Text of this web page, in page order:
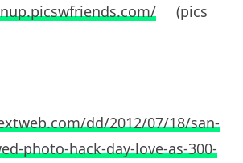
(pics
dd/2012/07/18/san-
photo-hack-day-love-as-300-